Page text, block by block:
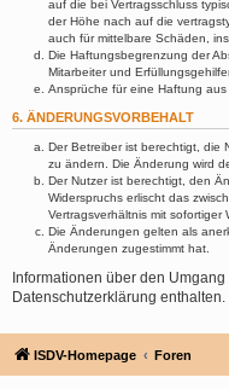
auf die bei Vertragsschluss
der Höhe nach auf die
auch für mittelbare Schäden,
Die Haftungsbegrenzung der
Mitarbeiter und
Ansprüche für eine Haftung
6. ÄNDERUNGSVORBEHALT
Der Betreiber ist berechtigt, die
zu ändern. Die Änderung wird
Der Nutzer ist berechtigt, den
Widerspruchs erlischt das
Vertragsverhältnis mit sofortiger
Die Änderungen gelten als
Änderungen zugestimmt hat.
Informationen über den
Datenschutzerklärung enthalten.
ISDV-Homepage Foren